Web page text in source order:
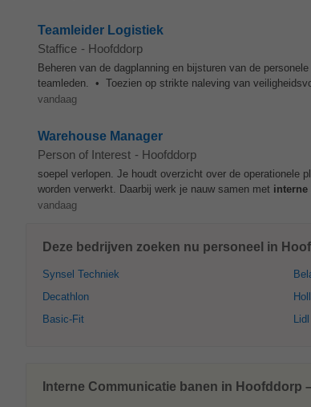
Teamleider Logistiek
Staffice - Hoofddorp
Beheren van de dagplanning en bijsturen van de
teamleden. • Toezien op strikte naleving van
vandaag
Warehouse Manager
Person of Interest - Hoofddorp
soepel verlopen. Je houdt overzicht over de operationele
worden verwerkt. Daarbij werk je nauw samen met interne
vandaag
Deze bedrijven zoeken nu personeel in
Synsel Techniek
Decathlon
Basic-Fit
Lidl
Interne Communicatie banen in Hoofddorp